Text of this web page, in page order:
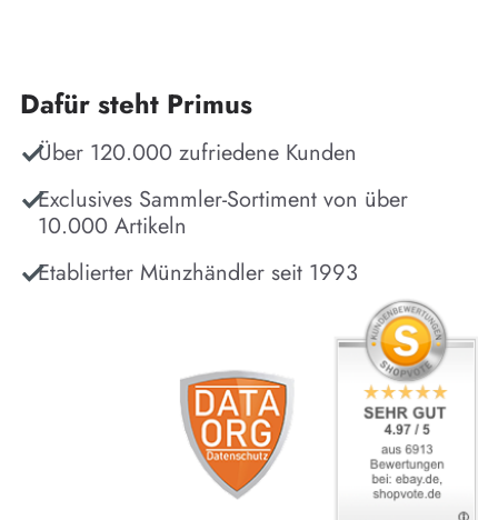
Dafür steht Primus
Über 120.000 zufriedene Kunden
Exclusives Sammler-Sortiment von über
10.000 Artikeln
Etablierter Münzhändler seit 1993